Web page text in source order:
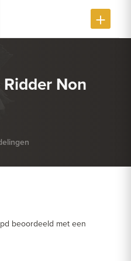
Non
beoordeeld met een